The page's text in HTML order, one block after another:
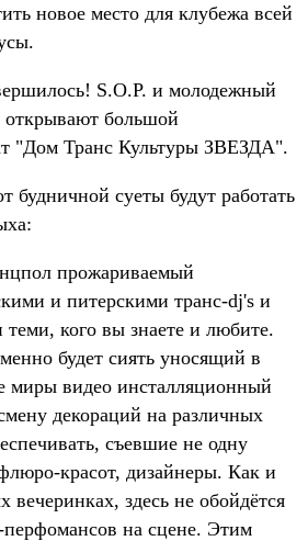
новое место для клубежа всей
S.O.P. и молодежный
большой
"Дом Транс Культуры ЗВЕЗДА".
будничной суеты будут работать
прожариваемый
и питерскими транс-dj's и
кого вы знаете и любите.
будет сиять уносящий в
миры видео инсталляционный
декораций на различных
съевшие не одну
красот, дизайнеры. Как и
вечеринках, здесь не обойдётся
на сцене. Этим